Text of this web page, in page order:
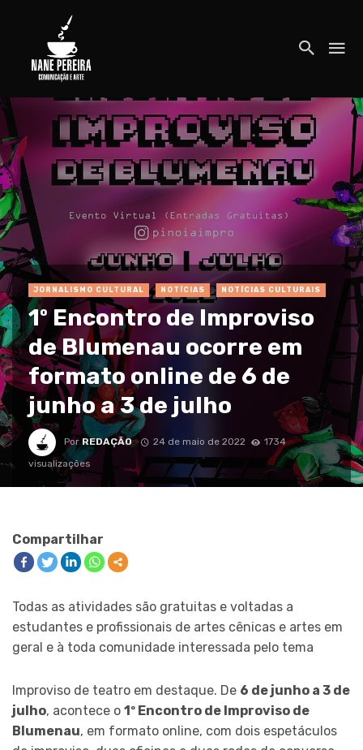
JORNALISMO CULTURAL NOTÍCIAS NOTÍCIAS CULTURAIS
1º Encontro de Improviso
de Blumenau ocorre em
formato online de 6 de
junho a 3 de julho
Por REDAÇÃO 24 de maio de 2022
1734
visualizações
Compartilhar
Todas as atividades são gratuitas e voltadas a
estudantes e profissionais de artes cênicas e artes em
geral e à toda comunidade interessada pelo tema
Improviso de teatro em destaque. De 6 de junho a 3 de
julho, acontece o 1º Encontro de Improviso de
Blumenau, em formato online, com dois espetáculos